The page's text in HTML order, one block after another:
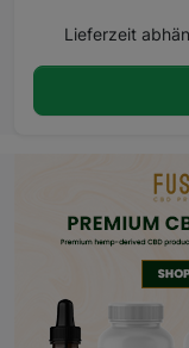
Lieferzeit
Beschreibung
Du willst ein CBD
mehr Ruhe
Öl 15% von
formulierte CBD-
unterstützt, ohne